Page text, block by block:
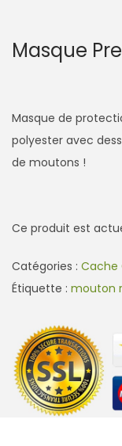
Masque
Masque de
polyester avec
de moutons !
Ce produit est
Catégories : Cache
Étiquette : mouton